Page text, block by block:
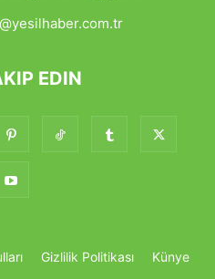
EDIN
Gizlilik Politikası Künye